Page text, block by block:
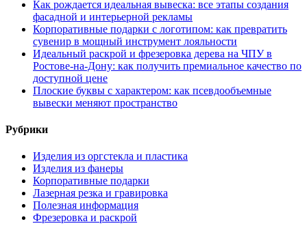
Как рождается идеальная вывеска: все этапы создания
фасадной и интерьерной рекламы
Корпоративные подарки с логотипом: как превратить
сувенир в мощный инструмент лояльности
Идеальный раскрой и фрезеровка дерева на ЧПУ в
Ростове-на-Дону: как получить премиальное качество по
доступной цене
Плоские буквы с характером: как псевдообъемные
вывески меняют пространство
Рубрики
Изделия из оргстекла и пластика
Изделия из фанеры
Корпоративные подарки
Лазерная резка и гравировка
Полезная информация
Фрезеровка и раскрой